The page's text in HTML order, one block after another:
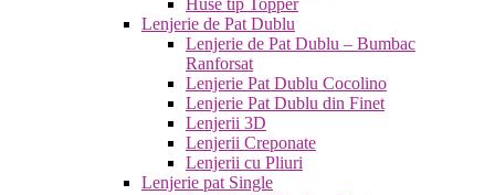
Lenjerie de Pat Dublu
Lenjerie de Pat Dublu – Bumbac
Ranforsat
Lenjerie Pat Dublu Cocolino
Lenjerie Pat Dublu din Finet
Lenjerii 3D
Lenjerii Creponate
Lenjerii cu Pliuri
Lenjerie pat Single